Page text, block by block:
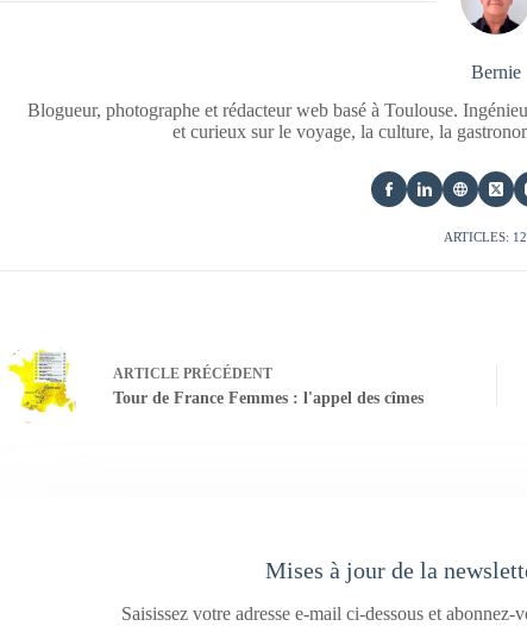
Bernie
Blogueur, photographe et rédacteur web basé à Toulouse.
et curieux sur le voyage, la culture, la
ARTICLES:
ARTICLE PRÉCÉDENT
Tour de France Femmes : l'appel des cîmes
Mises à jour de la
Saisissez votre adresse e-mail ci-dessous et abonnez-